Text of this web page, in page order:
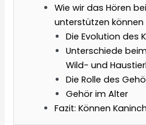
Wie wir das Hören
unterstützen können
Die Evolution des
Unterschiede
Wild- und
Die Rolle des
Gehör im Alter
Fazit: Können